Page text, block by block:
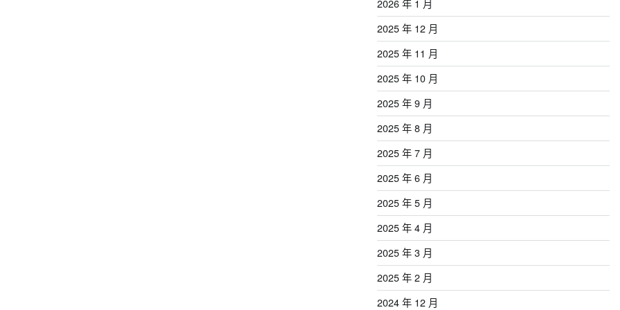
2026 年 1 月
2025 年 12 月
2025 年 11 月
2025 年 10 月
2025 年 9 月
2025 年 8 月
2025 年 7 月
2025 年 6 月
2025 年 5 月
2025 年 4 月
2025 年 3 月
2025 年 2 月
2024 年 12 月